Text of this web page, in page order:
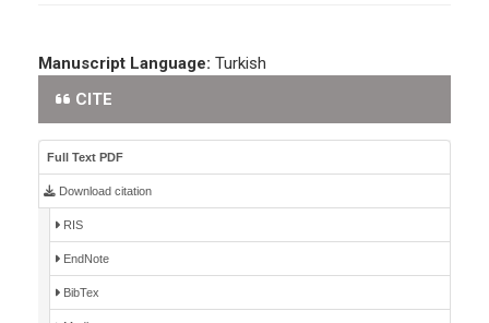
Manuscript Language: Turkish
CITE
Full Text PDF
Download citation
RIS
EndNote
BibTex